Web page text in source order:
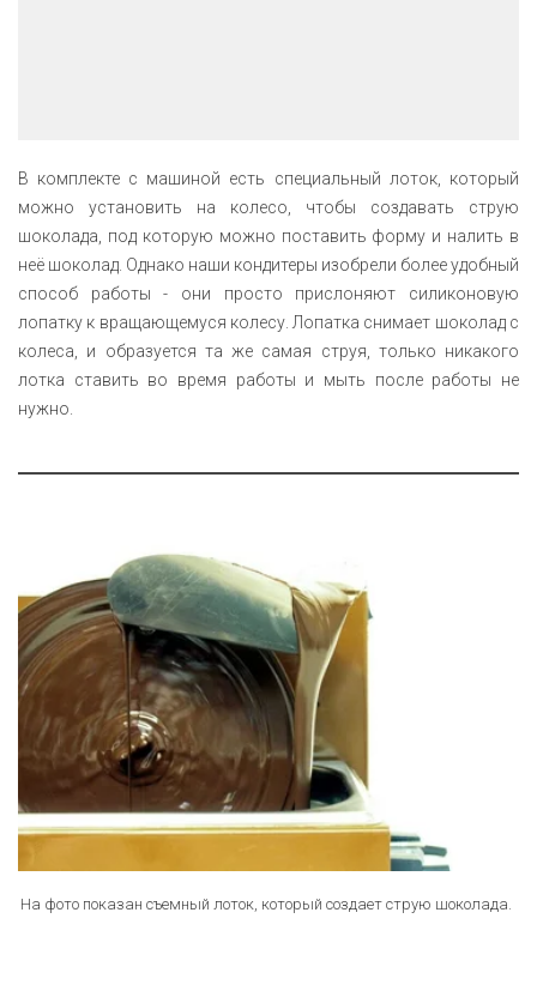
В комплекте с машиной есть специальный лоток, который
можно установить на колесо, чтобы создавать струю
шоколада, под которую можно поставить форму и налить в
неё шоколад. Однако наши кондитеры изобрели более удобный
способ работы - они просто прислоняют силиконовую
лопатку к вращающемуся колесу. Лопатка снимает шоколад с
колеса, и образуется та же самая струя, только никакого
лотка ставить во время работы и мыть после работы не
нужно.
На фото показан съемный лоток, который создает струю шоколада.